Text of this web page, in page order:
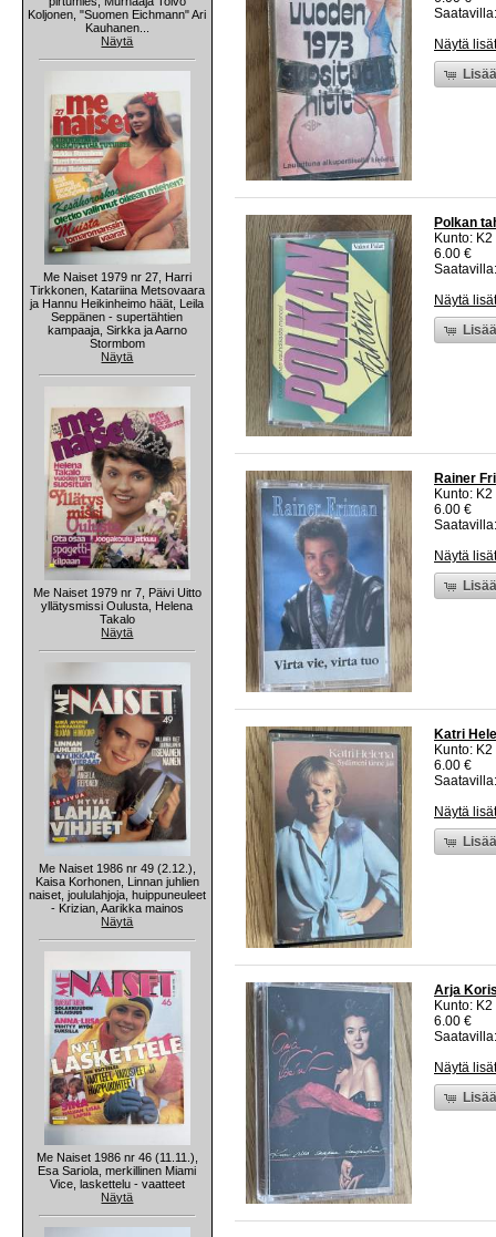
Koljonen, "Suomen Eichmann" Ari
Kauhanen...
Näytä
Me Naiset 1979 nr 27, Harri
Tirkkonen, Katariina Metsovaara
ja Hannu Heikinheimo häät, Leila
Seppänen - supertähtien
kampaaja, Sirkka ja Aarno
Stormbom
Näytä
Me Naiset 1979 nr 7, Päivi Uitto
yllätysmissi Oulusta, Helena
Takalo
Näytä
Me Naiset 1986 nr 49 (2.12.),
Kaisa Korhonen, Linnan juhlien
naiset, joululahjoja, huippuneuleet
- Krizian, Aarikka mainos
Näytä
Me Naiset 1986 nr 46 (11.11.),
Esa Sariola, merkillinen Miami
Vice, laskettelu - vaatteet
Näytä
Näytä
Polkan
Kunto:
6.00 €
Näytä
Rainer
Kunto:
6.00 €
Näytä
Katri
Kunto:
6.00 €
Näytä
Arja
Kunto:
6.00 €
Näytä